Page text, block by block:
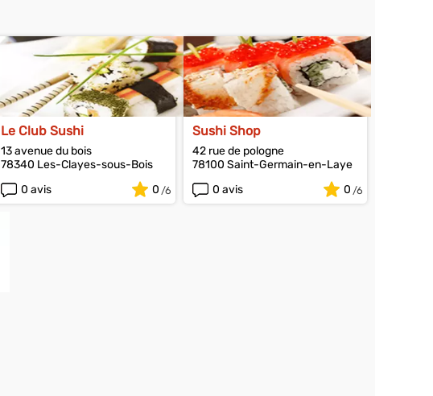
Le Club Sushi
13 avenue du bois
78340 Les-Clayes-sous-Bois
0 avis
0
Sushi Shop
42 rue de pologne
78100 Saint-Germain-en-Laye
0 avis
0